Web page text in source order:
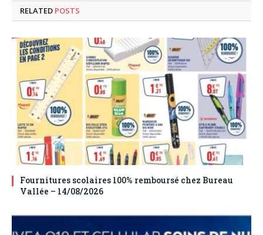
RELATED POSTS
Fournitures scolaires 100% remboursé chez Bureau
Vallée – 14/08/2026